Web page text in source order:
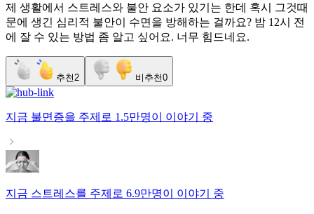
제 생활에서 스트레스와 불안 요소가 있기는 한데 혹시 그것때
문에 생긴 심리적 불안이 수면을 방해하는 걸까요? 밤 12시 전
에 잘 수 있는 방법 좀 알고 싶어요. 너무 힘드네요.
추천 2 비추천0
지금 불면증을 주제로 1.5만명이 이야기 중
지금 스트레스를 주제로 6.9만명이 이야기 중